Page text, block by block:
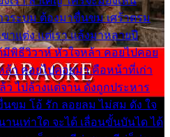
วระบม ต้องมาขื่นขม เศร้าตรม
าแต่ง แต่เรา แล้งมาหลายปี
มีพิธีวิวาห์ หัวใจหล้า คอยไปคอย
ล้า คอยไปคอยมา คือหน้าที่เก่า
ว ไปล้างแต่จาน ดั่งถูกประหาร
นขม โอ้ รัก ลอยลม ไม่สม ดัง ใจ
นเท่าใด จะได้ เลื่อนขั้นบันได ได้